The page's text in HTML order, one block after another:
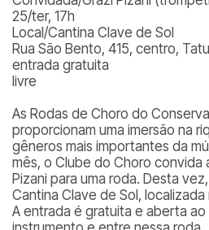
25/ter, 17h
Local/Cantina Clave de Sol
Rua São Bento, 415, centro,
entrada gratuita
livre
As Rodas de Choro do
proporcionam uma imersão na
gêneros mais importantes da
mês, o Clube do Choro convida
Pizani para uma roda. Desta
Cantina Clave de Sol,
A entrada é gratuita e aberta